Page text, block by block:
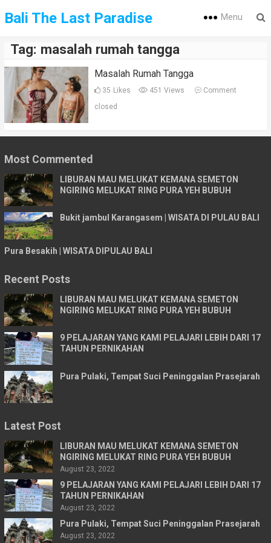
Bali The Last Paradise Menu
Tag: masalah rumah tangga
Masalah Rumah Tangga
35 Likes 451 Views
Comment
closed
Most Commented
LIBURAN MAU MELUKAT KEMANA SEMETON
NGIRING MELUKAT RING PURA YEH BUBUH
Bukit jambul Karangasem | WISATA DI PULAU BALI
Pura Besakih | WISATA DIPULAU BALI
Recent Posts
LIBURAN MAU MELUKAT KEMANA SEMETON
NGIRING MELUKAT RING PURA YEH BUBUH
9 PELAJARAN YANG KAMI PELAJARI LEBIH DARI 17
TAHUN PERNIKAHAN
Pura Pulaki, Tempat Suci Peninggalan Prasejarah
Latest Post
LIBURAN MAU MELUKAT KEMANA SEMETON
NGIRING MELUKAT RING PURA YEH BUBUH
August 23, 2022
9 PELAJARAN YANG KAMI PELAJARI LEBIH DARI 17
TAHUN PERNIKAHAN
August 23, 2022
Pura Pulaki, Tempat Suci Peninggalan Prasejarah
August 23, 2022